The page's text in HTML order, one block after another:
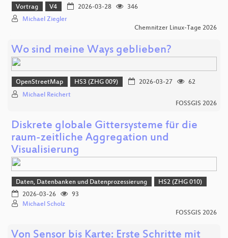
Vortrag V4 2026-03-28
346
Michael Ziegler
Chemnitzer Linux-Tage 2026
Wo sind meine Ways geblieben?
OpenStreetMap HS3 (ZHG 009) 2026-03-27
62
Michael Reichert
FOSSGIS 2026
Diskrete globale Gittersysteme für die
raum-zeitliche Aggregation und
Visualisierung
Daten, Datenbanken und Datenprozessierung
HS2 (ZHG 010)
2026-03-26
93
Michael Scholz
FOSSGIS 2026
Von Sensor bis Karte: Erste Schritte mit